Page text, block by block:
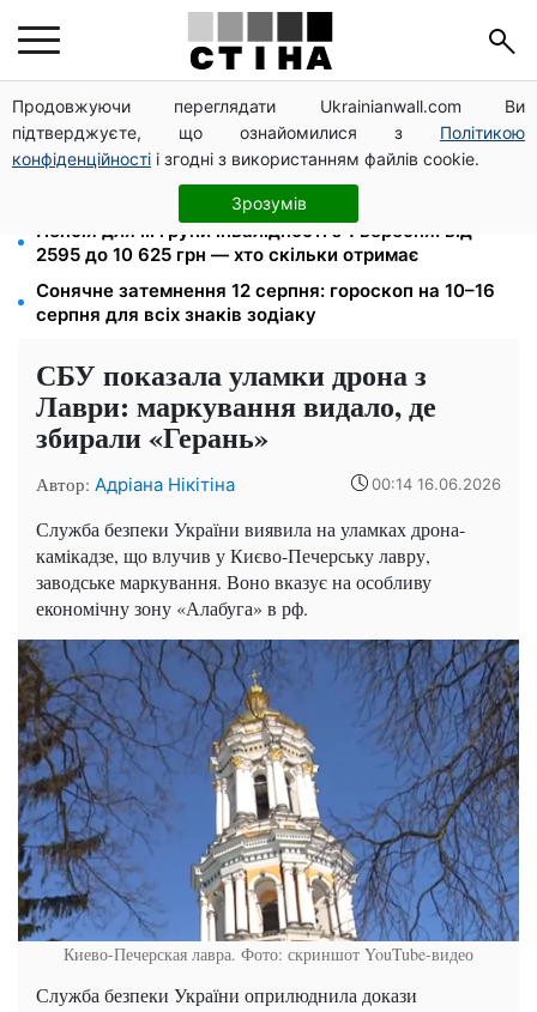
Продовжуючи переглядати Ukrainianwall.com Ви
підтверджуєте, що ознайомилися з Політикою
конфіденційності і згодні з використанням файлів cookie.
Зрозумів
125 грн за куб води: закон №4777 запустив подвійне
подорожчання тарифів у регіонах
26 000 підписів — Зеленський доручив РНБО
позбавляти водіїв прав за систематичні порушення
Пенсія для III групи інвалідності з 1 вересня: від
2595 до 10 625 грн — хто скільки отримає
Сонячне затемнення 12 серпня: гороскоп на 10–16
серпня для всіх знаків зодіаку
СБУ показала уламки дрона з
Лаври: маркування видало, де
збирали «Герань»
Автор: Адріана Нікітіна 00:14 16.06.2026
Служба безпеки України виявила на уламках дрона-
камікадзе, що влучив у Києво-Печерську лавру,
заводське маркування. Воно вказує на особливу
економічну зону «Алабуга» в рф.
Киево-Печерская лавра. Фото: скриншот YouTube-видео
Служба безпеки України оприлюднила докази